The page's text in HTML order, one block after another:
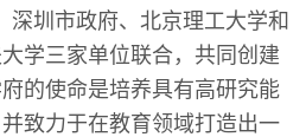
深圳市政府、北京理工大学和
学三家单位联合，共同创建
的使命是培养具有高研究能
致力于在教育领域打造出一